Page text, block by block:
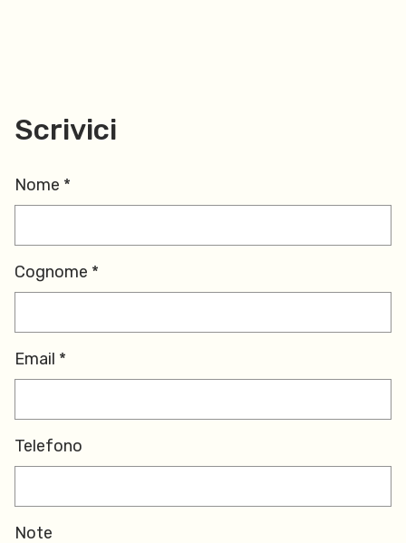
Scrivici
Nome *
Cognome *
Email *
Telefono
Note